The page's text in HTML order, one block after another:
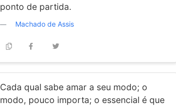
ponto de partida.
Machado de Assis
Cada qual sabe amar a seu modo; o
modo, pouco importa; o essencial é que